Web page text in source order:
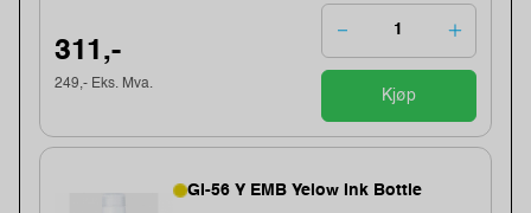
311,-
249,- Eks. Mva.
Kjøp
GI-56 Y EMB Yelow Ink Bottle